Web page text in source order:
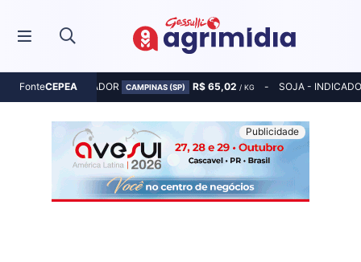
FonteCEPEA
MILHO - INDICADOR CAMPINAS (SP) R$ 65,02 / KG SOJA -